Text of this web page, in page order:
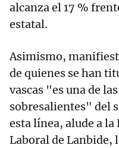
alcanza el 17 %
estatal.
Asimismo,
de quienes se han
vascas "es una de
sobresalientes" del
esta línea, alude a
Laboral de Lanbide,